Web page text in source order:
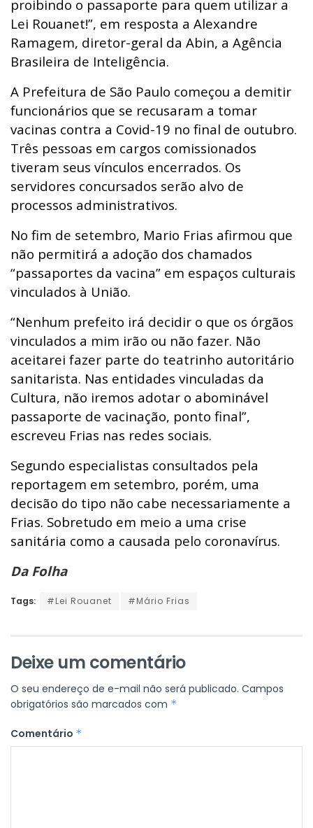
proibindo o passaporte para quem utilizar a
Lei Rouanet!”, em resposta a Alexandre
Ramagem, diretor-geral da Abin, a Agência
Brasileira de Inteligência.
A Prefeitura de São Paulo começou a demitir
funcionários que se recusaram a tomar
vacinas contra a Covid-19 no final de outubro.
Três pessoas em cargos comissionados
tiveram seus vínculos encerrados. Os
servidores concursados serão alvo de
processos administrativos.
No fim de setembro, Mario Frias afirmou que
não permitirá a adoção dos chamados
“passaportes da vacina” em espaços culturais
vinculados à União.
“Nenhum prefeito irá decidir o que os órgãos
vinculados a mim irão ou não fazer. Não
aceitarei fazer parte do teatrinho autoritário
sanitarista. Nas entidades vinculadas da
Cultura, não iremos adotar o abominável
passaporte de vacinação, ponto final”,
escreveu Frias nas redes sociais.
Segundo especialistas consultados pela
reportagem em setembro, porém, uma
decisão do tipo não cabe necessariamente a
Frias. Sobretudo em meio a uma crise
sanitária como a causada pelo coronavírus.
Da Folha
Tags: #Lei Rouanet #Mário Frias
Deixe um comentário
O seu endereço de e-mail não será publicado. Campos
obrigatórios são marcados com *
Comentário *